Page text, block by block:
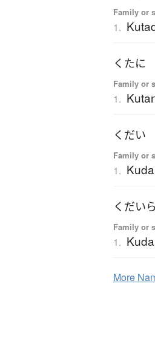
Family or
1.
くたに
Family or
1.
くだい
Family or
1.
くだい
Family or
1.
More N